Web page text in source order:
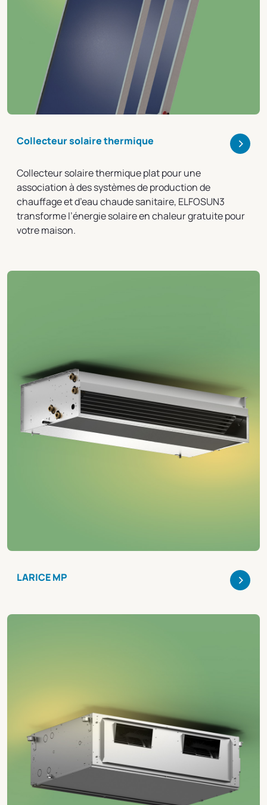
Collecteur solaire thermique >
Collecteur solaire thermique plat pour une
association à des systèmes de production de
chauffage et d’eau chaude sanitaire, ELFOSUN3
transforme l’énergie solaire en chaleur gratuite pour
votre maison.
LARICE MP >